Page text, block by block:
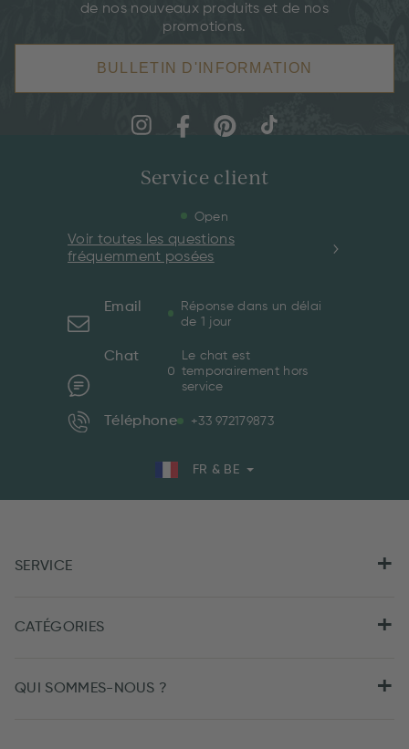
de nos nouveaux produits et de nos
promotions.
BULLETIN D'INFORMATION
Service client
Open
Voir toutes les questions
fréquemment posées
Email
Réponse dans un délai
de 1 jour
Chat
Le chat est
temporairement hors
service
Téléphone +33 972179873
FR & BE
SERVICE
CATÉGORIES
QUI SOMMES-NOUS ?